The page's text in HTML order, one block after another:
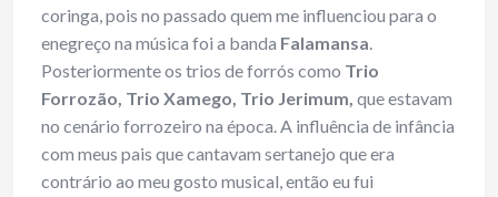
coringa, pois no passado quem me influenciou para o
enegreço na música foi a banda Falamansa.
Posteriormente os trios de forrós como Trio
Forrozão, Trio Xamego, Trio Jerimum, que estavam
no cenário forrozeiro na época. A influência de infância
com meus pais que cantavam sertanejo que era
contrário ao meu gosto musical, então eu fui